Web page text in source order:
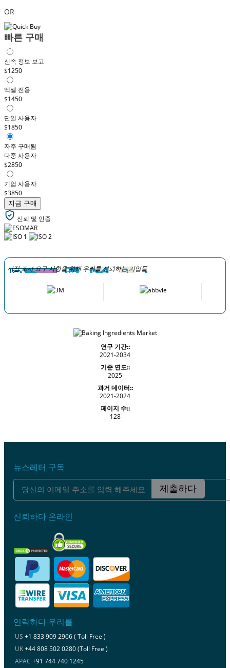
OR
빠른 구매
신속 정보 보고
$1250
엑셀 전용
$1450
단일 사용자
$1850
자주 구매됨
다중 사용자
$2850
기업 사용자
$3850
지금 구매
신뢰 및 인증
시장 조사 요구 사항을 위해 우리를 신뢰하는 기업들
연구 기간::
2021-2034
기준 연도::
2025
과거 데이터::
2021-2024
페이지 수::
128
뉴스레터 구독
제출하다
신뢰하다 온라인
연락하다 우리를
US +1 833 909 2966 ( Toll Free )
UK+44 808 502 0280 (Toll Free )
APAC +91 744 740 1245